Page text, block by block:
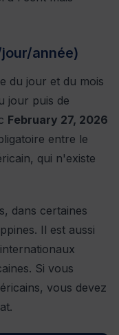
année)
du jour et du mois
jour puis de
February 27, 2026
entre le
qui n'existe
dans certaines
Il est aussi
Si vous
vous devez